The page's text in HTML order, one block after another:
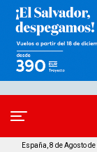
España, 8 de Agosto